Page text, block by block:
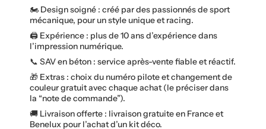
🏍️ Design soigné : créé par des passionnés de sport
mécanique, pour un style unique et racing.
🖨️ Expérience : plus de 10 ans d’expérience dans
l’impression numérique.
📞 SAV en béton : service après-vente fiable et réactif.
🎁 Extras : choix du numéro pilote et changement de
couleur gratuit avec chaque achat (le préciser dans
la “note de commande”).
🚚 Livraison offerte : livraison gratuite en France et
Benelux pour l’achat d’un kit déco.